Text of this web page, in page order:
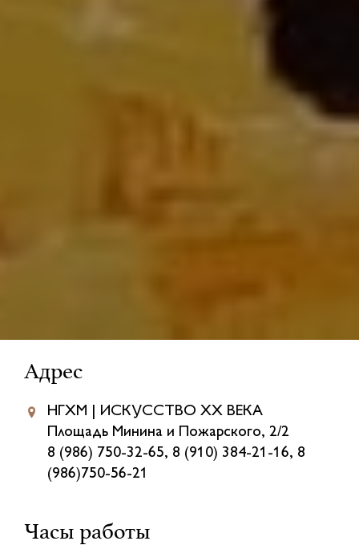
Адрес
НГХМ | ИСКУССТВО XX ВЕКА
Площадь Минина и Пожарского, 2/2
8 (986) 750-32-65, 8 (910) 384-21-16, 8
(986)750-56-21
Часы работы